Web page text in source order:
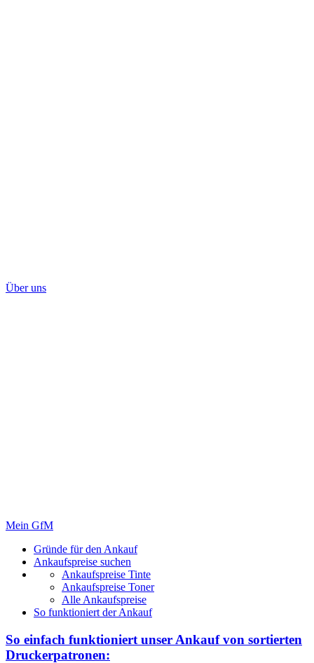
Über uns
Mein GfM
Gründe für den Ankauf
Ankaufspreise suchen
Ankaufspreise Tinte
Ankaufspreise Toner
Alle Ankaufspreise
So funktioniert der Ankauf
So einfach funktioniert unser Ankauf von sortierten
Druckerpatronen: